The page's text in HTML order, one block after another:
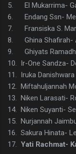
5. El Mukarrima-
6. Endang Ssn-
7. Fransiska S.
8. Ghina Shafirah-
9. Ghiyats
10. Ir-One Sandza-
11. Iruka
12. Miftahuljannah
13. Niken Larasati-
14. Niken Suyanti-
15. Nurjannah
16. Sakura Hinata-
17. Yati Rachmat-